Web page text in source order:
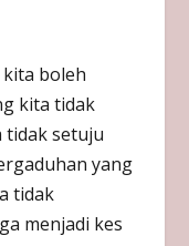
boleh
kita tidak
tidak setuju
yang
tidak
menjadi kes